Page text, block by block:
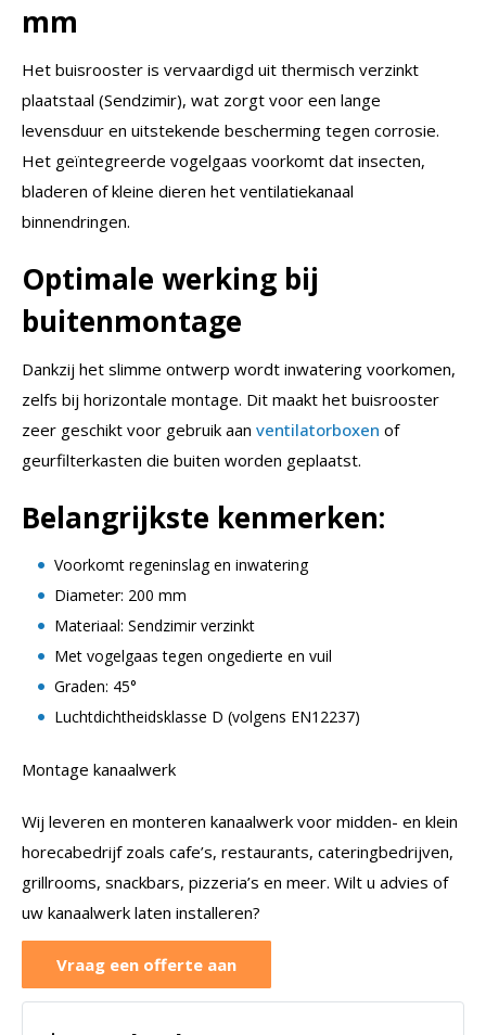
mm
Het buisrooster is vervaardigd uit thermisch verzinkt
plaatstaal (Sendzimir), wat zorgt voor een lange
levensduur en uitstekende bescherming tegen corrosie.
Het geïntegreerde vogelgaas voorkomt dat insecten,
bladeren of kleine dieren het ventilatiekanaal
binnendringen.
Optimale werking bij
buitenmontage
Dankzij het slimme ontwerp wordt inwatering voorkomen,
zelfs bij horizontale montage. Dit maakt het buisrooster
zeer geschikt voor gebruik aan ventilatorboxen of
geurfilterkasten die buiten worden geplaatst.
Belangrijkste kenmerken:
Voorkomt regeninslag en inwatering
Diameter: 200 mm
Materiaal: Sendzimir verzinkt
Met vogelgaas tegen ongedierte en vuil
Graden: 45°
Luchtdichtheidsklasse D (volgens EN12237)
Montage kanaalwerk
Wij leveren en monteren kanaalwerk voor midden- en klein
horecabedrijf zoals cafe’s, restaurants, cateringbedrijven,
grillrooms, snackbars, pizzeria’s en meer. Wilt u advies of
uw kanaalwerk laten installeren?
Vraag een offerte aan